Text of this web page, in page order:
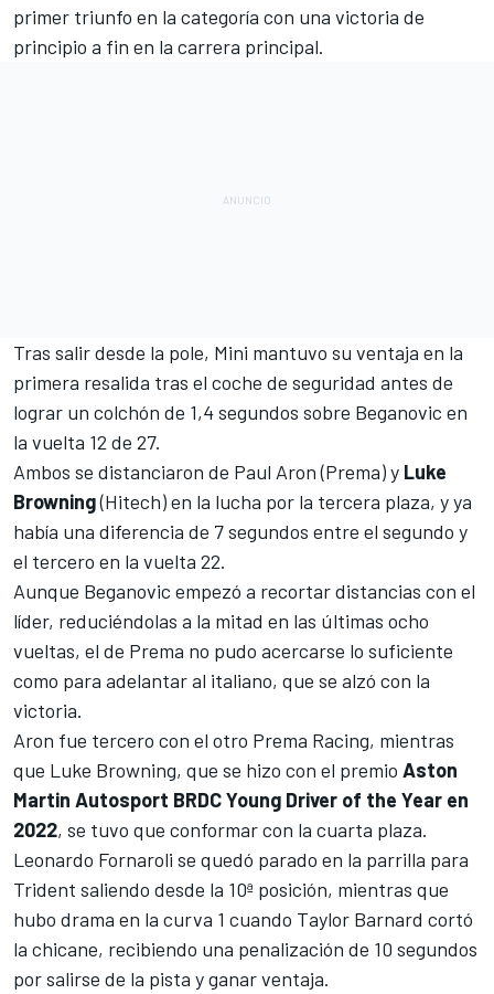
primer triunfo en la categoría con una victoria de
principio a fin en la carrera principal.
Tras salir desde la pole, Mini mantuvo su ventaja en la
primera resalida tras el coche de seguridad antes de
lograr un colchón de 1,4 segundos sobre Beganovic en
la vuelta 12 de 27.
Ambos se distanciaron de Paul Aron(Prema) y Luke
Browning(Hitech) en la lucha por la tercera plaza, y ya
había una diferencia de 7 segundos entre el segundo y
el tercero en la vuelta 22.
Aunque Beganovic empezó a recortar distancias con el
líder, reduciéndolas a la mitad en las últimas ocho
vueltas, el de Prema no pudo acercarse lo suficiente
como para adelantar al italiano, que se alzó con la
victoria.
Aron fue tercero con el otro Prema Racing, mientras
que Luke Browning, que se hizo con el premio Aston
Martin Autosport BRDC Young Driver of the Year en
2022, se tuvo que conformar con la cuarta plaza.
Leonardo Fornaroli se quedó parado en la parrilla para
Trident saliendo desde la 10ª posición, mientras que
hubo drama en la curva 1 cuando Taylor Barnard cortó
la chicane, recibiendo una penalización de 10 segundos
por salirse de la pista y ganar ventaja.